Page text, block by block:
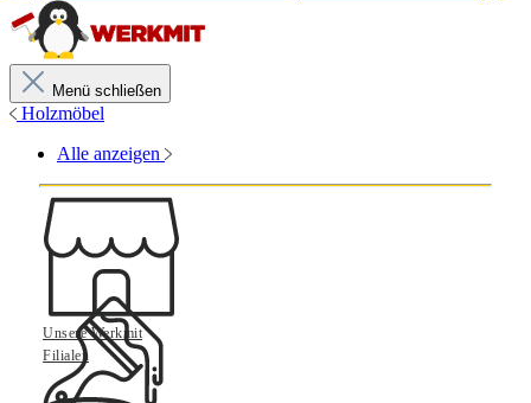
Menü schließen
Holzmöbel
Alle anzeigen
Unsere Werkmit
Filialen